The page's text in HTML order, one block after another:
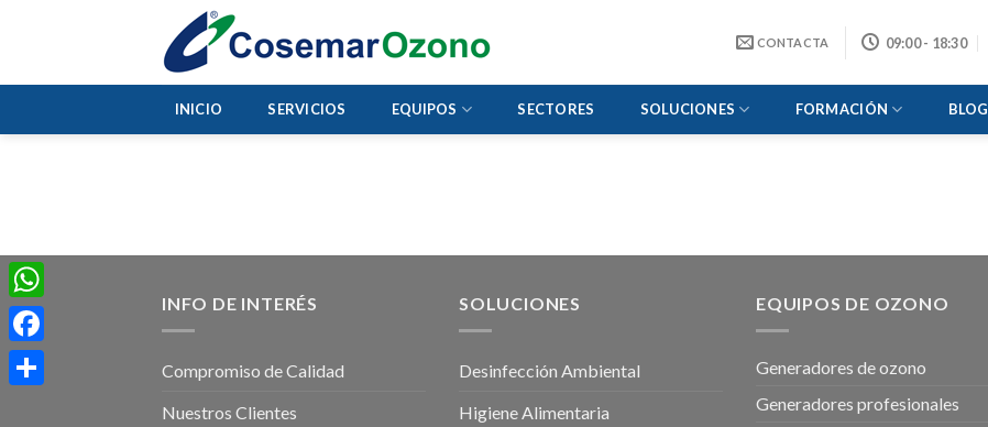
CONTACTA 09:00 - 18:30
INICIO SERVICIOS EQUIPOS SECTORES SOLUCIONES FORMACIÓN BLOG
INFO DE INTERÉS
Compromiso de Calidad
Nuestros Clientes
SOLUCIONES
Desinfección Ambiental
Higiene Alimentaria
EQUIPOS DE OZONO
Generadores de ozono
Generadores profesionales
WhatsApp
Facebook